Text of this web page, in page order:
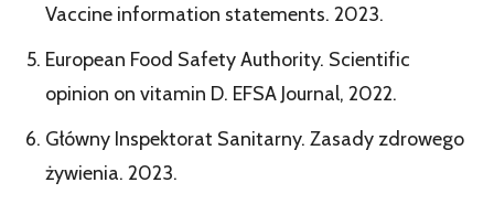
Vaccine information statements. 2023.
European Food Safety Authority. Scientific
opinion on vitamin D. EFSA Journal, 2022.
Główny Inspektorat Sanitarny. Zasady zdrowego
żywienia. 2023.